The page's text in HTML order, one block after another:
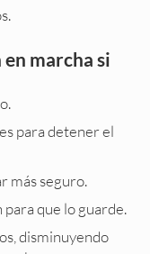
marcha si
para detener el
más seguro.
que lo guarde.
disminuyendo